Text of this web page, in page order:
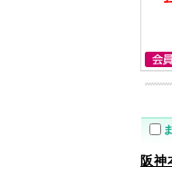
阪神